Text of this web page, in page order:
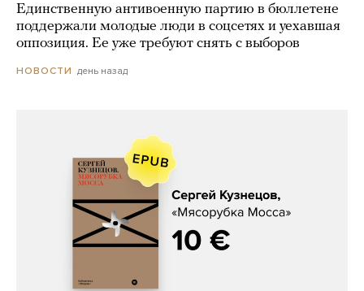
Единственную антивоенную партию в бюллетене
поддержали молодые люди в соцсетях и уехавшая
оппозиция. Ее уже требуют снять с выборов
НОВОСТИ день назад
Сергей Кузнецов, «Мясорубка